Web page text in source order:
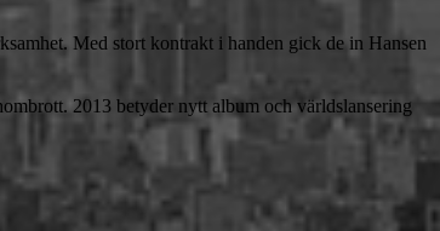
Med stort kontrakt i handen gick de in Hansen
2013 betyder nytt album och världslansering